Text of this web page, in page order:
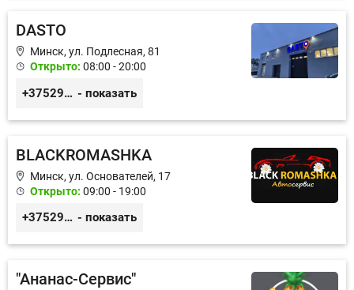
DASTO
Минск, ул. Подлесная, 81
Открыто: 08:00 - 20:00
+375296606560 - показать
BLACKROMASHKA
Минск, ул. Основателей, 17
Открыто: 09:00 - 19:00
+375296651188 - показать
"Ананас-Сервис"